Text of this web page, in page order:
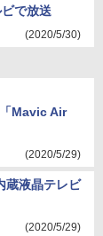
で放送
(2020/5/30)
Mavic Air
(2020/5/29)
蔵液晶テレビ
(2020/5/29)